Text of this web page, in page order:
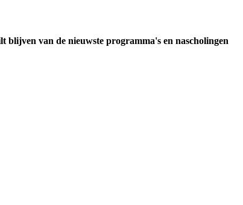
blijven van de nieuwste programma's en nascholingen